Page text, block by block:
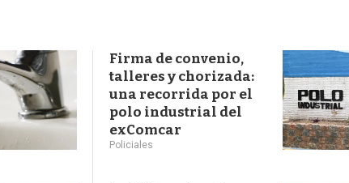
Firma de convenio,
talleres y chorizada:
una recorrida por el
polo industrial del
exComcar
Policiales